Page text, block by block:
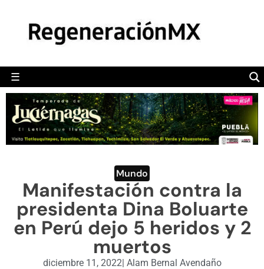
☰
POLÍTICA
CAMALEÓN
OPINIÓN
DEPORTES
ENGLISH SECTION
VIDEOS
Mundo
Manifestación contra la
presidenta Dina Boluarte
en Perú dejo 5 heridos y 2
muertos
diciembre 11, 2022| Alam Bernal Avendaño